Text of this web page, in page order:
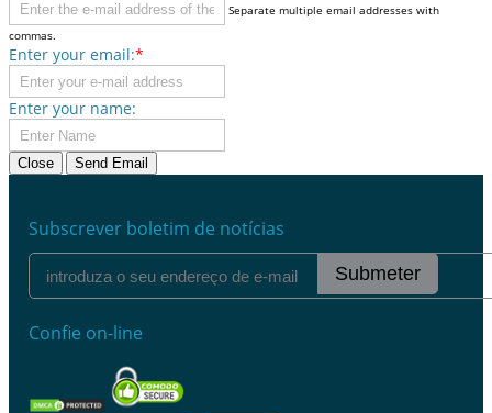
Separate multiple email addresses with
commas.
Enter your email:*
Enter your name:
Close Send Email
Subscrever boletim de notícias
Submeter
Confie on-line